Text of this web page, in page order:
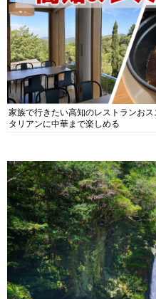
家族で行きたい高知のレストランお
タリアンに中華まで楽しめる